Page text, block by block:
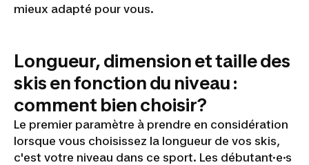
mieux adapté pour vous.
Longueur, dimension et taille des
skis en fonction du niveau :
comment bien choisir?
Le premier paramètre à prendre en considération
lorsque vous choisissez la longueur de vos skis,
c'est votre niveau dans ce sport. Les débutant·e·s